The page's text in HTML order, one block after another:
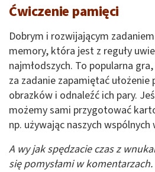
Ćwiczenie pamięci
Dobrym i rozwijającym
memory, która jest z reguły
najmłodszych. To popularna
za zadanie zapamiętać ułożenie
obrazków i odnaleźć ich pary.
możemy sami przygotować
np. używając naszych
A wy jak spędzacie czas z
się pomysłami w komentarzach.